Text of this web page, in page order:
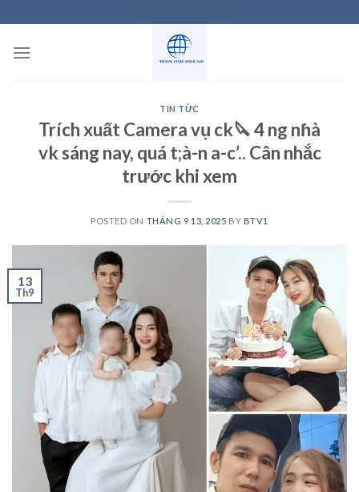
to
content
TIN TỨC
Trích xuất Camera vụ ck🔪 4 ng nɦà
vk sáng nay, quá t;à-n a-c’.. Cân nhắc
trước khi xem
POSTED ON THÁNG 9 13, 2025 BY BTV1
13
Th9